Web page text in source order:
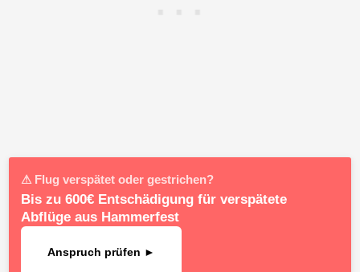
⚠ Flug verspätet oder gestrichen?
Bis zu 600€ Entschädigung für verspätete
Abflüge aus Hammerfest
Anspruch prüfen ►